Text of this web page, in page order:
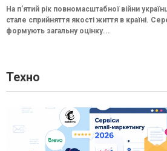
На п’ятий рік повномасштабної війни
стале сприйняття якості життя в країні.
формують загальну оцінку...
Техно